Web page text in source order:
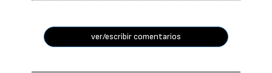
ver/escribir comentarios